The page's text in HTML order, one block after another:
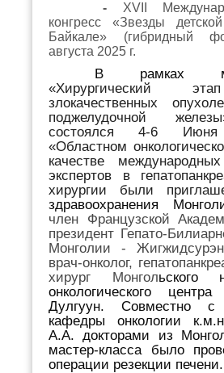
- XVII
конгресс «Звезды
Байкале» (гибридный
августа 2025 г.
В рамках
«Хирургический
злокачественных
поджелудочной
состоялся 4-6
«Областном
качестве
экспертов в
хирургии были
здравоохранения
член Французской
президент Гепато-
Монголии -
врач-онколог,
хирург Монгольского
онкологического
Дулгуун. Совместно с
кафедры онкологии
А.А. докторами из
мастер-класса было
операции резекции печени.